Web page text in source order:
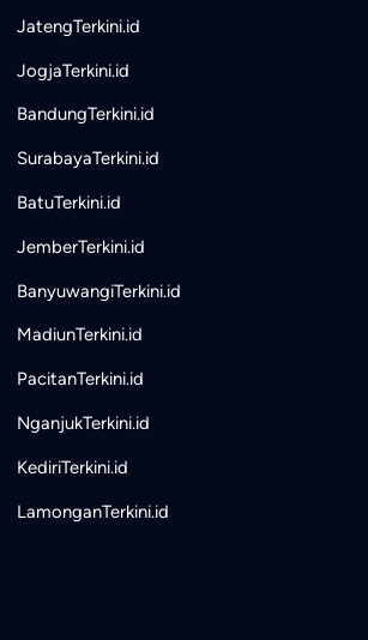
JatengTerkini.id
JogjaTerkini.id
BandungTerkini.id
SurabayaTerkini.id
BatuTerkini.id
JemberTerkini.id
BanyuwangiTerkini.id
MadiunTerkini.id
PacitanTerkini.id
NganjukTerkini.id
KediriTerkini.id
LamonganTerkini.id